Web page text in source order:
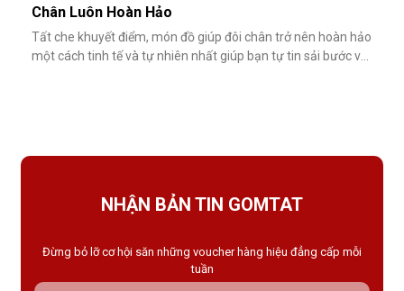
Chân Luôn Hoàn Hảo
Tất che khuyết điểm, món đồ giúp đôi chân trở nên hoàn hảo
một cách tinh tế và tự nhiên nhất giúp bạn tự tin sải bước với
NHẬN BẢN TIN GOMTAT
Đừng bỏ lỡ cơ hội săn những voucher hàng hiệu đẳng cấp mỗi
tuần